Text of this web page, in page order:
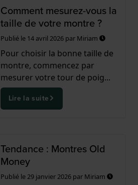
Comment mesurez-vous la
taille de votre montre ?
Publié le 14 avril 2026par Miriam
Pour choisir la bonne taille de
montre, commencez par
mesurer votre tour de poig...
Lire la suite
Tendance : Montres Old
Money
Publié le29 janvier 2026par Miriam